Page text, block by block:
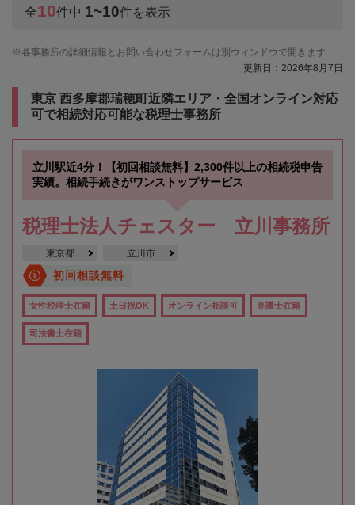
全10件中 1~10件を表示
各事務所の詳細情報とお問い合わせフォームは別ウィンドウで開きます
更新日：2026年8月7日
東京 西多摩郡瑞穂町近隣エリア・全国オンライン対応
可で相続対応可能な税理士事務所
立川駅近4分！【初回相談無料】2,300件以上の相続税申告
実績。相続手続きがワンストップサービス
税理士法人チェスター 立川事務所
東京都 立川市
初回相談無料
女性税理士在籍 土日祝OK オンライン相談可 弁護士在籍
司法書士在籍